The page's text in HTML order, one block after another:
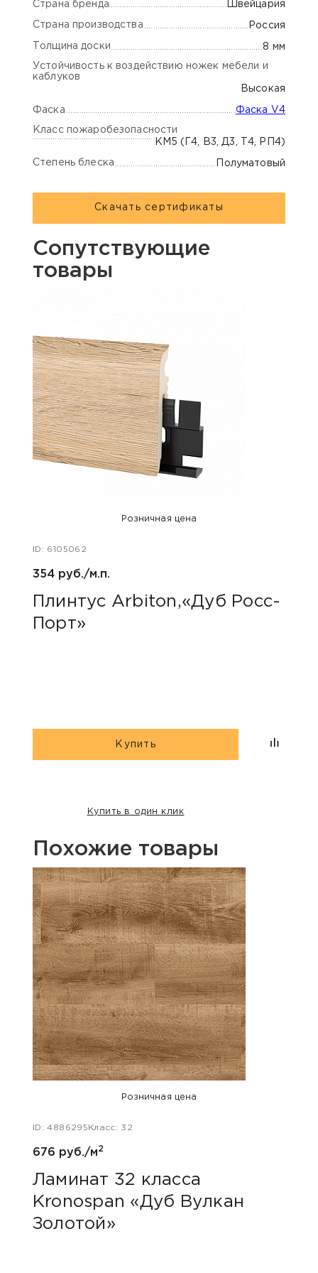
Страна бренда Швейцария
Страна производства Россия
Толщина доски 8 мм
Устойчивость к воздействию ножек мебели и
каблуков
Высокая
Фаска Фаска V4
Класс пожаробезопасности
КМ5 (Г4, В3, Д3, Т4, РП4)
Степень блеска Полуматовый
Скачать сертификаты
Сопутствующие
товары
Розничная цена
ID: 6105062
354 руб./м.п.
Плинтус Arbiton,«Дуб Росс-
Порт»
Купить
Купить в один клик
Похожие товары
Розничная цена
ID: 4886295 Класс: 32
676 руб./м2
Ламинат 32 класса
Kronospan «Дуб Вулкан
Золотой»